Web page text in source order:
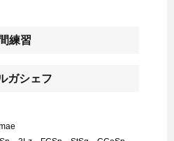
練習
ガシェフ